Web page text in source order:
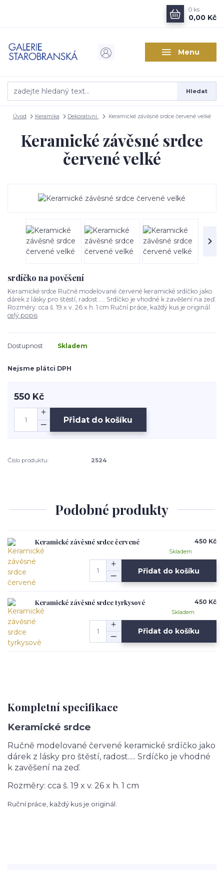
Menu
Hledat
0 ks
0,00 Kč
Úvod Keramika Dekorativní Keramické závěsné srdce červené velké
Keramické závěsné srdce
červené velké
srdíčko na pověšení
Keramické srdce Ručně modelované červené keramické srdíčko jako
dárek z lásky pro štěstí, radost..... Srdíčko je vhodné k zavěšení na zeď.
Rozměry: cca š. 19 x v. 26 x h. 1 cm Ruční práce, každý kus je originál.
celý popis
Dostupnost Skladem
Nejsme plátci DPH
550 Kč
Přidat do košíku
Číslo produktu: 2524
Podobné produkty
Keramické závěsné srdce červené 450 Kč
Skladem
Přidat do košíku
Keramické závěsné srdce tyrkysové 450 Kč
Skladem
Přidat do košíku
Kompletní specifikace
Keramické srdce
Ručně modelované červené keramické srdíčko jako
dárek z lásky pro štěstí, radost..... Srdíčko je vhodné
k zavěšení na zeď.
Rozměry: cca š. 19 x v. 26 x h. 1 cm
Ruční práce, každý kus je originál.